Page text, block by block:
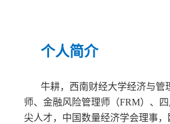
个人简介
牛耕， 西南财经大学经济与管
师、金融风险管理师（FRM）、
尖人才，中国数量经济学会理事